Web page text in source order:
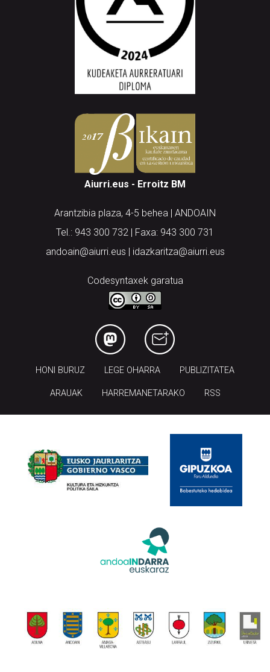
Aiurri.eus - Erroitz BM
Arantzibia plaza, 4-5 behea | ANDOAIN
Tel.: 943 300 732 | Faxa: 943 300 731
andoain@aiurri.eus | idazkaritza@aiurri.eus
Codesyntaxek garatua
HONI BURUZ LEGE OHARRA PUBLIZITATEA
ARAUAK HARREMANETARAKO RSS